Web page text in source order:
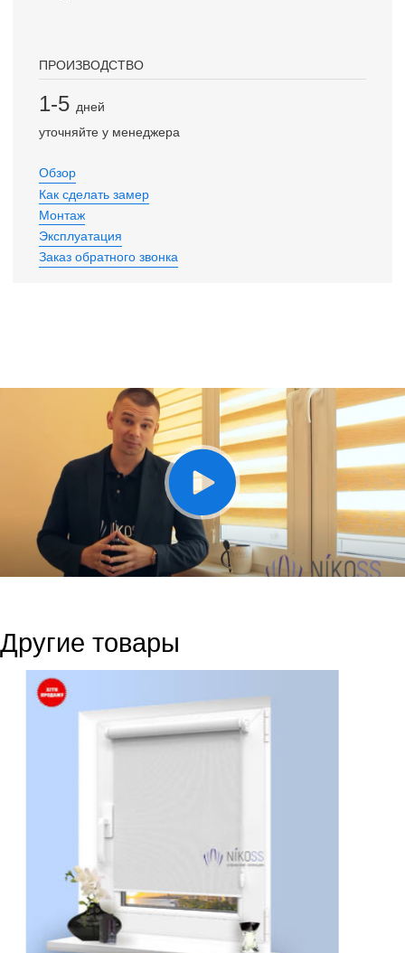
ПРОИЗВОДСТВО
1-5 дней
уточняйте у менеджера
Обзор
Как сделать замер
Монтаж
Эксплуатация
Заказ обратного звонка
Другие товары